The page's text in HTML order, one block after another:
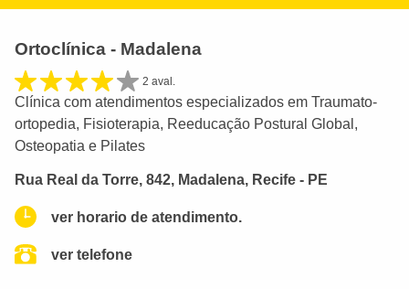
Ortoclínica - Madalena
2 aval.
Clínica com atendimentos especializados em Traumato-
ortopedia, Fisioterapia, Reeducação Postural Global,
Osteopatia e Pilates
Rua Real da Torre, 842, Madalena, Recife - PE
ver horario de atendimento.
ver telefone